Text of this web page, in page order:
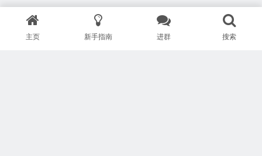
主页 新手指南 进群 搜索